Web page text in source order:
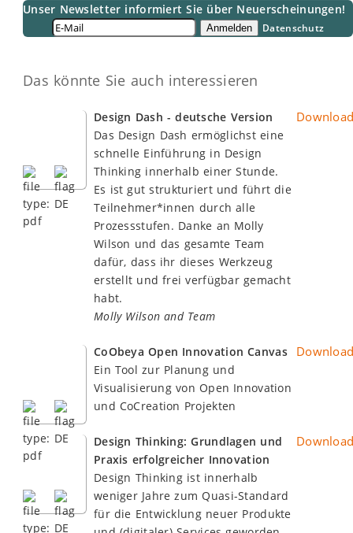
Unser Newsletter informiert Sie über Neuerscheinungen!
Anmelden Datenschutz
Das könnte Sie auch interessieren
Design Dash - deutsche Version
Das Design Dash ermöglichst eine
schnelle Einführung in Design
Thinking innerhalb einer Stunde.
Es ist gut strukturiert und führt die
Teilnehmer*innen durch alle
Prozessstufen. Danke an Molly
Wilson und das gesamte Team
dafür, dass ihr dieses Werkzeug
erstellt und frei verfügbar gemacht
habt.
Molly Wilson and Team
CoObeya Open Innovation Canvas
Ein Tool zur Planung und
Visualisierung von Open Innovation
und CoCreation Projekten
Design Thinking: Grundlagen und
Praxis erfolgreicher Innovation
Design Thinking ist innerhalb
weniger Jahre zum Quasi-Standard
für die Entwicklung neuer Produkte